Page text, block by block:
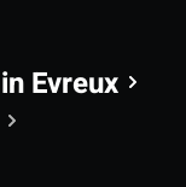
Evreux